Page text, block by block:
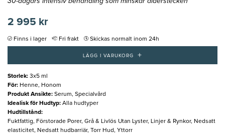
2 995 kr
Finns i lager Fri frakt Skickas normalt inom 24h
LÄGG I VARUKORG +
Storlek: 3x5 ml
För: Henne, Honom
Produkt Ansikte: Serum, Specialvård
Idealisk för Hudtyp: Alla hudtyper
Hudtillstånd:
Fuktfattig, Förstorade Porer, Grå & Livlös Utan Lyster, Linjer & Rynkor, Nedsatt
elasticitet, Nedsatt hudbarriär, Torr Hud, Yttorr